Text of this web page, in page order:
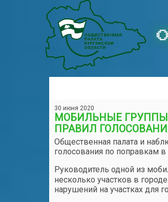
30 июня 2020
МОБИЛЬНЫЕ
ПРАВИЛ
Общественная палата и
голосования по поправкам
Руководитель одной из
несколько участков в
нарушений на участках для